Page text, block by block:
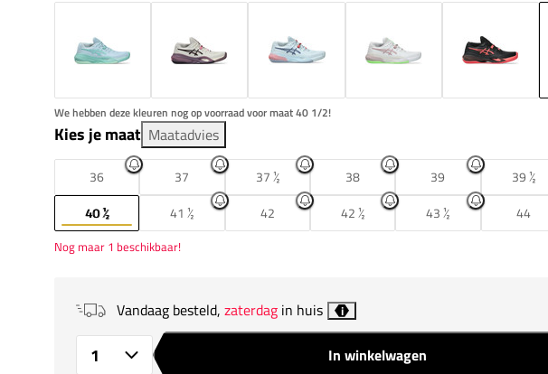
We hebben deze kleuren nog op voorraad voor maat 40 1/2!
Kies je maat Maatadvies
36 37 37 ½ 38 39 39 ½
40 ½
41 ½ 42 42 ½ 43 ½ 44
Nog maar 1 beschikbaar!
Vandaag besteld, zaterdag in huis i
In winkelwagen